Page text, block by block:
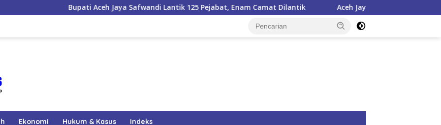
Jaya Safwandi Lantik 125 Pejabat, Enam Camat Dilantik Aceh Jaya Peroleh Bantuan APBN Cetak Sawah Baru
Ekonomi Hukum & Kasus Indeks